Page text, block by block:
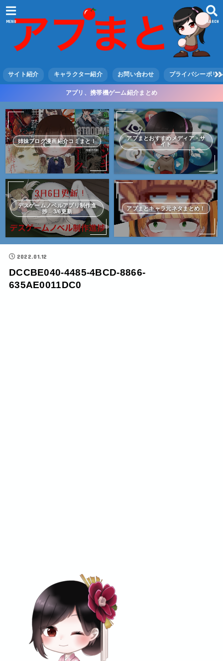
SEARCH
MENU
サイト紹介 キャラクター紹介 お問い合わせ プライバシーポリ
アプリ、携帯機ゲーム紹介まとめ
姉妹ブログ漫画紹介コミまと！
アプまとおすすめメディア・サ
イト
デスゲームノベルアプリ制作進
捗 3/6更新
アプまとキャラ元ネタまとめ！
2022.01.12
DCCBE040-4485-4BCD-8866-
635AE0011DC0